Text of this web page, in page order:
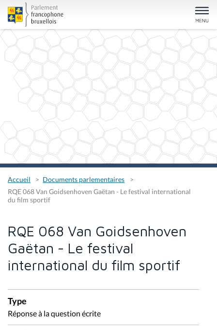
Accueil
Documents parlementaires
RQE 068 Van Goidsenhoven Gaëtan - Le festival international
du film sportif
RQE 068 Van Goidsenhoven
Gaëtan - Le festival
international du film sportif
Type
Réponse à la question écrite